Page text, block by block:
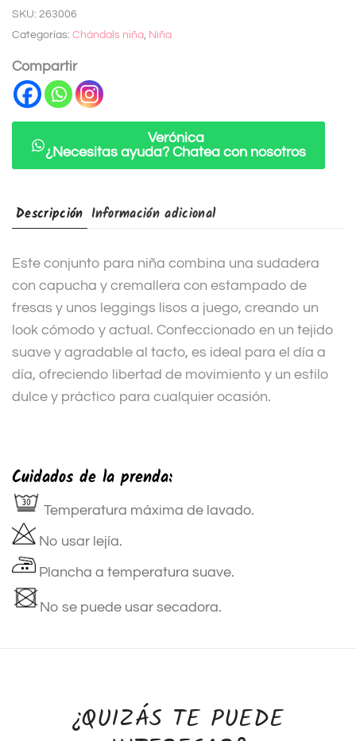
e
r
n
a
SKU: 263006
Categorías: Chándals niña Niña
Compartir
Verónica
¿Necesitas ayuda? Chatea con nosotros
Descripción Información adicional
Este conjunto para niña combina una sudadera
con capucha y cremallera con estampado de
fresas y unos leggings lisos a juego, creando un
look cómodo y actual. Confeccionado en un tejido
suave y agradable al tacto, es ideal para el día a
día, ofreciendo libertad de movimiento y un estilo
dulce y práctico para cualquier ocasión.
Cuidados de la prenda:
Temperatura máxima de lavado.
No usar lejía.
Plancha a temperatura suave.
No se puede usar secadora.
¿QUIZÁS TE PUEDE